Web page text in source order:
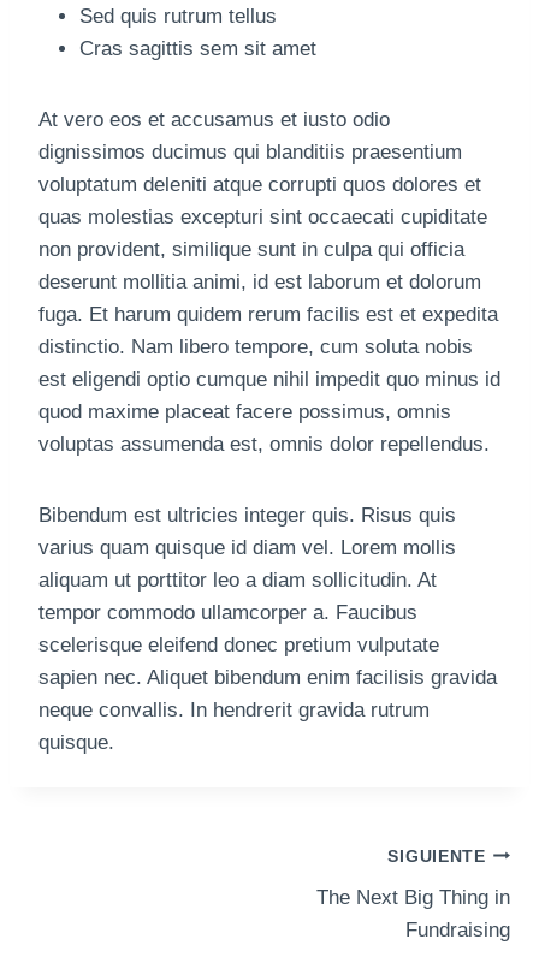
Sed quis rutrum tellus
Cras sagittis sem sit amet
At vero eos et accusamus et iusto odio
dignissimos ducimus qui blanditiis praesentium
voluptatum deleniti atque corrupti quos dolores et
quas molestias excepturi sint occaecati cupiditate
non provident, similique sunt in culpa qui officia
deserunt mollitia animi, id est laborum et dolorum
fuga. Et harum quidem rerum facilis est et expedita
distinctio. Nam libero tempore, cum soluta nobis
est eligendi optio cumque nihil impedit quo minus id
quod maxime placeat facere possimus, omnis
voluptas assumenda est, omnis dolor repellendus.
Bibendum est ultricies integer quis. Risus quis
varius quam quisque id diam vel. Lorem mollis
aliquam ut porttitor leo a diam sollicitudin. At
tempor commodo ullamcorper a. Faucibus
scelerisque eleifend donec pretium vulputate
sapien nec. Aliquet bibendum enim facilisis gravida
neque convallis. In hendrerit gravida rutrum
quisque.
SIGUIENTE
The Next Big Thing in
Fundraising